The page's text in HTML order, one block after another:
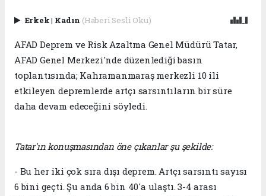
Erkek| Kadın (Haberi Sesli Oku)
AFAD Deprem ve Risk Azaltma Genel Müdürü Tatar,
AFAD Genel Merkezi'nde düzenlediği basın
toplantısında; Kahramanmaraş merkezli 10 ili
etkileyen depremlerde artçı sarsıntıların bir süre
daha devam edeceğini söyledi.
Tatar'ın konuşmasından öne çıkanlar şu şekilde:
- Bu her iki çok sıra dışı deprem. Artçı sarsıntı sayısı
6 bini geçti. Şu anda 6 bin 40'a ulaştı. 3-4 arası